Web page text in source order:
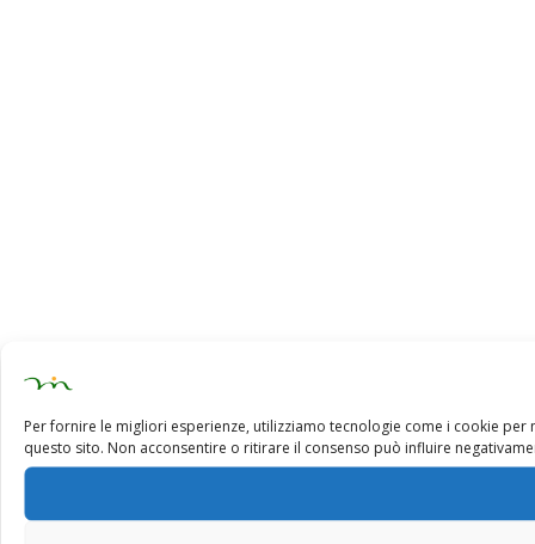
Per fornire le migliori esperienze, utilizziamo tecnologie come i cookie
questo sito. Non acconsentire o ritirare il consenso può influire